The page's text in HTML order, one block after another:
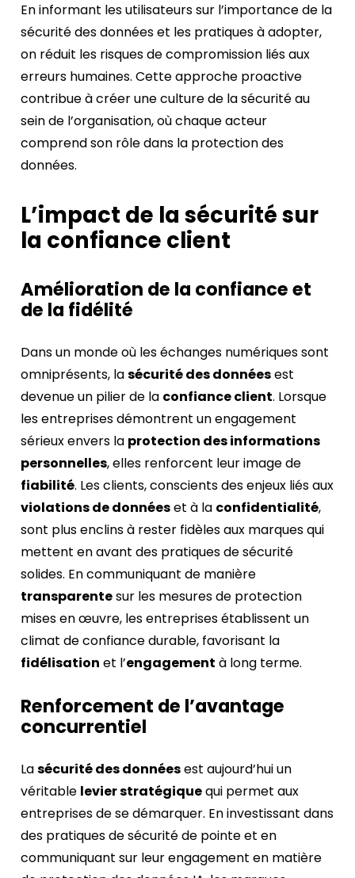
En informant les utilisateurs sur l’importance de la
sécurité des données et les pratiques à adopter,
on réduit les risques de compromission liés aux
erreurs humaines. Cette approche proactive
contribue à créer une culture de la sécurité au
sein de l’organisation, où chaque acteur
comprend son rôle dans la protection des
données.
L’impact de la sécurité sur
la confiance client
Amélioration de la confiance et
de la fidélité
Dans un monde où les échanges numériques sont
omniprésents, lasécurité des donnéesest
devenue un pilier de la confiance client. Lorsque
les entreprises démontrent un engagement
sérieux envers la protection des informations
personnelles, elles renforcent leur image de
fiabilité. Les clients, conscients des enjeux liés aux
violations de donnéeset à la confidentialité,
sont plus enclins à rester fidèles aux marques qui
mettent en avant des pratiques de sécurité
solides. En communiquant de manière
transparentesur les mesures de protection
mises en œuvre, les entreprises établissent un
climat de confiance durable, favorisant la
fidélisation et l’engagement à long terme.
Renforcement de l’avantage
concurrentiel
Lasécurité des donnéesest aujourd’hui un
véritable levier stratégiquequi permet aux
entreprises de se démarquer. En investissant dans
des pratiques de sécurité de pointe et en
communiquant sur leur engagement en matière